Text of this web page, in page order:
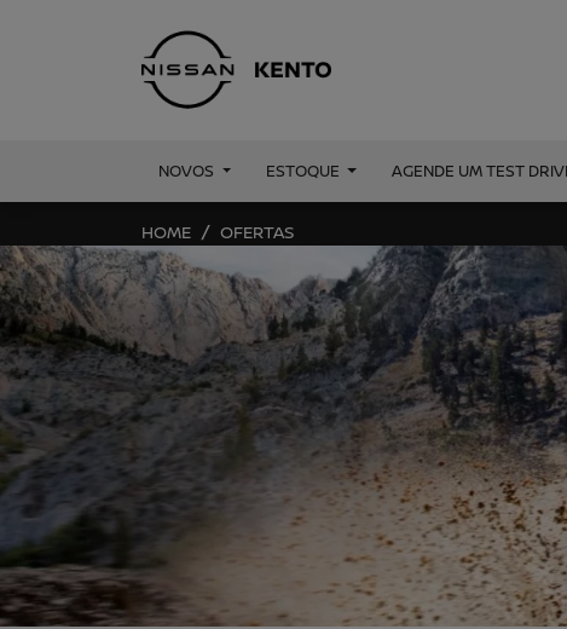
NOVOS ESTOQUE AGENDE UM TEST
HOME OFERTAS